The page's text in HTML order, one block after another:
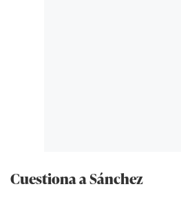
Cuestiona a Sánchez